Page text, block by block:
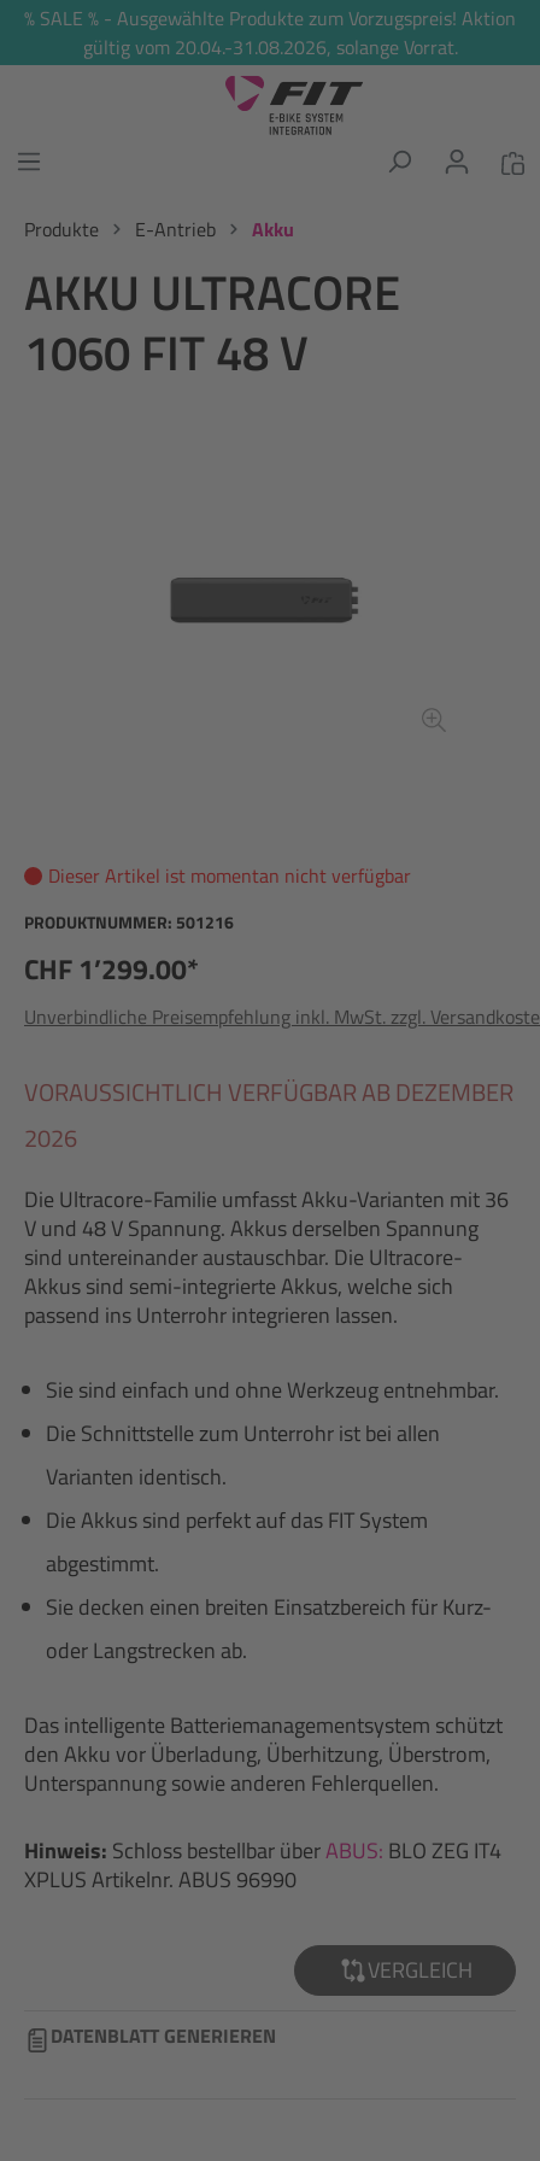
springen
% SALE % - Ausgewählte Produkte zum Vorzugspreis! Aktion
gültig vom 20.04.-31.08.2026, solange Vorrat.
Produkte E-Antrieb Akku
AKKU ULTRACORE
1060 FIT 48 V
Dieser Artikel ist momentan nicht verfügbar
PRODUKTNUMMER: 501216
CHF 1’299.00*
Unverbindliche Preisempfehlung inkl. MwSt. zzgl.
VORAUSSICHTLICH VERFÜGBAR AB DEZEMBER
2026
Die Ultracore-Familie umfasst Akku-Varianten mit 36
V und 48 V Spannung. Akkus derselben Spannung
sind untereinander austauschbar. Die Ultracore-
Akkus sind semi-integrierte Akkus, welche sich
passend ins Unterrohr integrieren lassen.
Sie sind einfach und ohne Werkzeug entnehmbar.
Die Schnittstelle zum Unterrohr ist bei allen
Varianten identisch.
Die Akkus sind perfekt auf das FIT System
abgestimmt.
Sie decken einen breiten Einsatzbereich für Kurz-
oder Langstrecken ab.
Das intelligente Batteriemanagementsystem schützt
den Akku vor Überladung, Überhitzung, Überstrom,
Unterspannung sowie anderen Fehlerquellen.
Hinweis: Schloss bestellbar überABUS: BLO ZEG IT4
XPLUS Artikelnr. ABUS 96990
VERGLEICH
DATENBLATT GENERIEREN